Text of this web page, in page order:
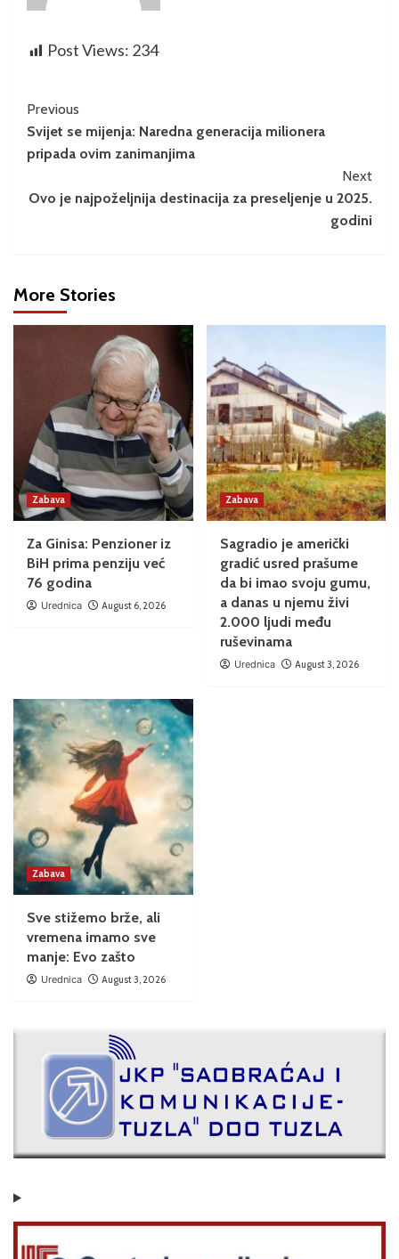
Post Views: 234
Previous
Svijet se mijenja: Naredna generacija milionera
pripada ovim zanimanjima
Next
Ovo je najpoželjnija destinacija za preseljenje u 2025.
godini
More Stories
Zabava
Za Ginisa: Penzioner iz
BiH prima penziju već
76 godina
Urednica August 6, 2026
Zabava
Sagradio je američki
gradić usred prašume
da bi imao svoju gumu,
a danas u njemu živi
2.000 ljudi među
ruševinama
Urednica August 3, 2026
Zabava
Sve stižemo brže, ali
vremena imamo sve
manje: Evo zašto
Urednica August 3, 2026